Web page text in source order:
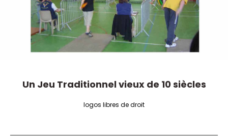
Un Jeu Traditionnel vieux de 10 siècles
logos libres de droit